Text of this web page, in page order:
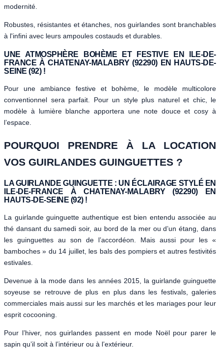
modernité.
Robustes, résistantes et étanches, nos guirlandes sont branchables
à l'infini avec leurs ampoules costauds et durables.
UNE ATMOSPHÈRE BOHÈME ET FESTIVE EN ILE-DE-
FRANCE À CHATENAY-MALABRY (92290) EN HAUTS-DE-
SEINE (92) !
Pour une ambiance festive et bohème, le modèle multicolore
conventionnel sera parfait. Pour un style plus naturel et chic, le
modèle à lumière blanche apportera une note douce et cosy à
l’espace.
POURQUOI PRENDRE À LA LOCATION
VOS GUIRLANDES GUINGUETTES ?
LA GUIRLANDE GUINGUETTE : UN ÉCLAIRAGE STYLÉ EN
ILE-DE-FRANCE À CHATENAY-MALABRY (92290) EN
HAUTS-DE-SEINE (92) !
La guirlande guinguette authentique est bien entendu associée au
thé dansant du samedi soir, au bord de la mer ou d’un étang, dans
les guinguettes au son de l’accordéon. Mais aussi pour les «
bamboches » du 14 juillet, les bals des pompiers et autres festivités
estivales.
Devenue à la mode dans les années 2015, la guirlande guinguette
soyeuse se retrouve de plus en plus dans les festivals, galeries
commerciales mais aussi sur les marchés et les mariages pour leur
esprit cocooning.
Pour l’hiver, nos guirlandes passent en mode Noël pour parer le
sapin qu’il soit à l’intérieur ou à l’extérieur.